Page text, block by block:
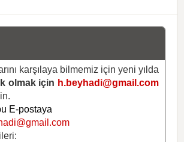
karşılaya bilmemiz için yeni yılda
olmak için h.beyhadi@gmail.com
E-postaya